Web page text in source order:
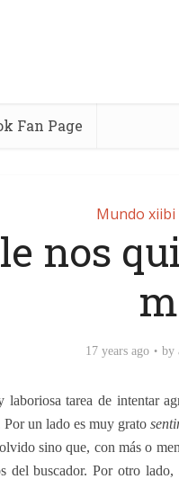
Fan Page
Mundo xiibi
nos
17 years ago by
laboriosa tarea de intentar
Por un lado es muy grato
sino que, con más o
del buscador. Por otro